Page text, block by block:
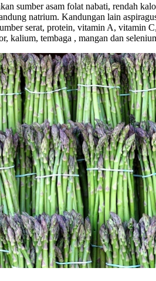
sumber asam folat nabati, rendah
natrium. Kandungan lain
serat, protein, vitamin A, vitamin
kalium, tembaga , mangan dan